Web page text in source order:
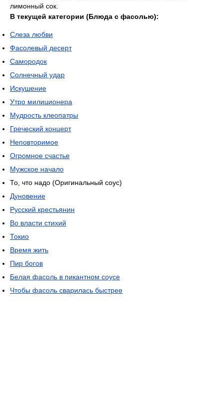
лимонный сок.
В текущей категории (Блюда с фасолью):
Слеза любви
Фасолевый десерт
Самородок
Солнечный удар
Искушение
Утро милиционера
Мудрость клеопатры
Греческий концерт
Неповторимое
Огромное счастье
Мужское начало
То, что надо (Оригинальный соус)
Дуновение
Русский крестьянин
Во власти стихий
Токио
Время жить
Пир богов
Белая фасоль в пикантном соусе
Чтобы фасоль сварилась быстрее